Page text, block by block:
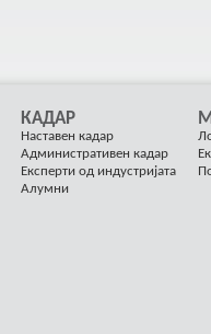
КАДАР
Наставен кадар
Административен кадар
Експерти од индустријата
Алумни